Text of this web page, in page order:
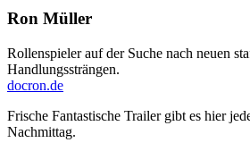
Ron Müller
Rollenspieler auf der Suche nach neuen
Handlungssträngen.
docron.de
Frische Fantastische Trailer gibt es hier
Nachmittag.